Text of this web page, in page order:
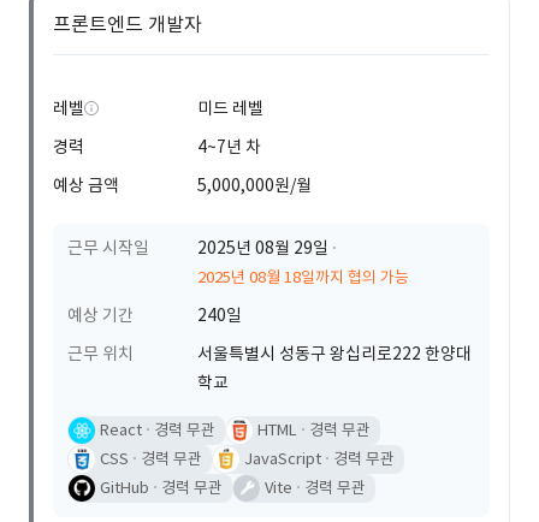
프론트엔드 개발자
레벨
미드 레벨
경력
4~7년 차
예상 금액
5,000,000원/월
근무 시작일 2025년 08월 29일
2025년 08월 18일까지 협의 가능
예상 기간
240일
근무 위치
서울특별시 성동구 왕십리로222 한양대
학교
React 경력 무관 HTML
경력 무관
CSS
경력 무관 JavaScript
경력 무관
GitHub
경력 무관 Vite 경력 무관